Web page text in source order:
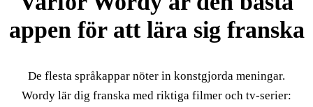
appen för att lära sig franska
De flesta språkappar nöter in konstgjorda meningar.
Wordy lär dig franska med riktiga filmer och tv-serier: